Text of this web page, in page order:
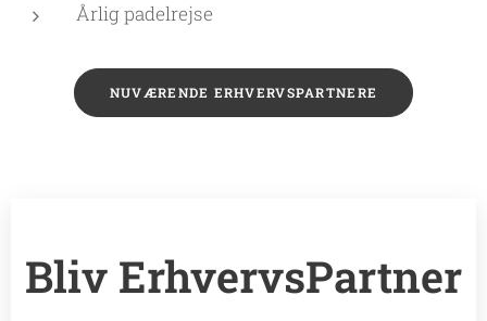
Årlig padelrejse
NUVÆRENDE ERHVERVSPARTNERE
Bliv ErhvervsPartner